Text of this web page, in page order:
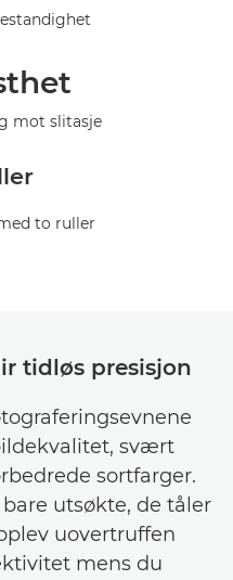
mot slitasje
to ruller
tidløs presisjon
svært
sortfarger.
utsøkte, de tåler
uovertruffen
mens du